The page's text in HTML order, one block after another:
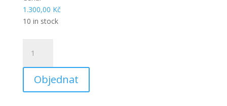
1.300,00 Kč
10 in stock
Safari
quantity
Objednat